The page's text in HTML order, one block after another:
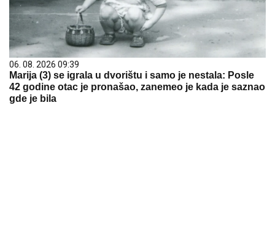
06. 08. 2026 09:39
Marija (3) se igrala u dvorištu i samo je nestala: Posle
42 godine otac je pronašao, zanemeo je kada je saznao
gde je bila